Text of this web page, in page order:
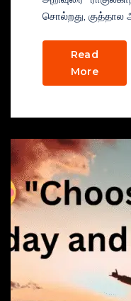
சொல்றது, குத்தால
Read
More